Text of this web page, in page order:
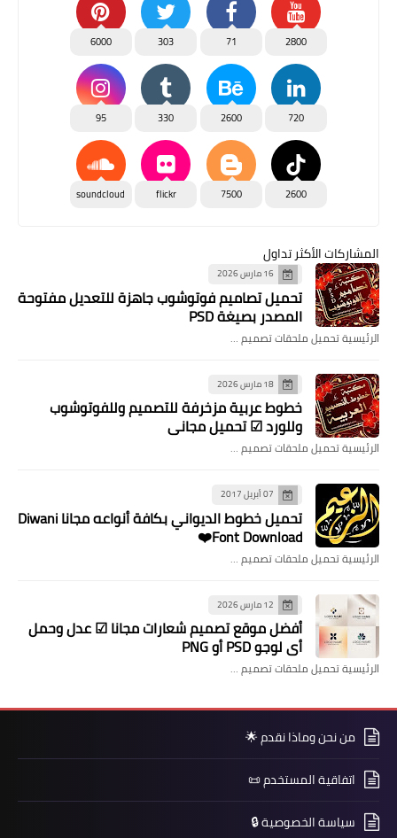
2800
71
303
6000
720
2600
330
95
2600
7500
flickr
soundcloud
المشاركات الأكثر تداول
16 مارس 2026
تحميل تصاميم فوتوشوب جاهزة للتعديل مفتوحة
المصدر بصيغة PSD
الرئيسية تحميل ملحقات تصميم …
18 مارس 2026
خطوط عربية مزخرفة للتصميم وللفوتوشوب
وللورد ☑ تحميل مجاني
الرئيسية تحميل ملحقات تصميم …
07 أبريل 2017
تحميل خطوط الديواني بكافة أنواعه مجانا Diwani
Font Download❤️
الرئيسية تحميل ملحقات تصميم …
12 مارس 2026
​أفضل موقع تصميم شعارات مجانا ☑ عدل وحمل
أي لوجو PSD أو PNG
الرئيسية تحميل ملحقات تصميم …
من نحن وماذا نقدم 🌟
اتفاقية المستخدم 📜
سياسة الخصوصية 🔒